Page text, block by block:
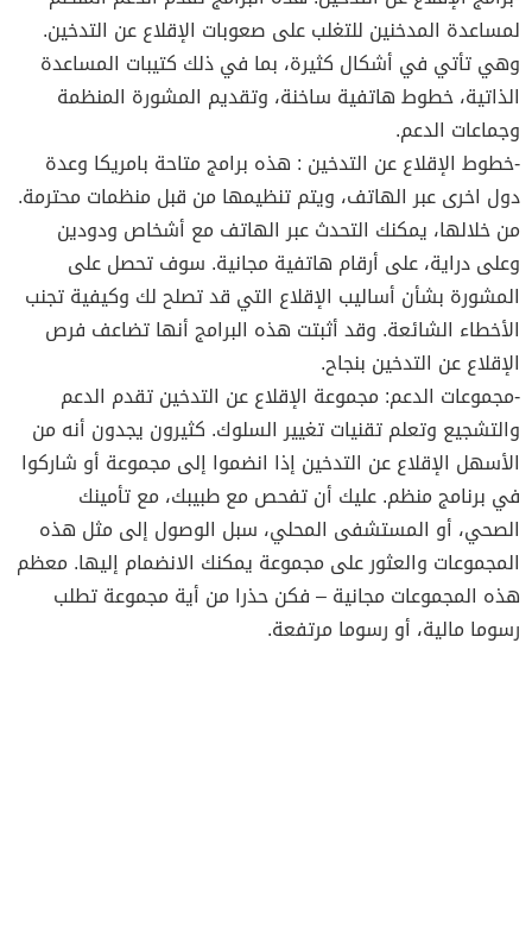
لمساعدة المدخنين للتغلب على صعوبات الإقلاع عن التدخين.
وهي تأتي في أشكال كثيرة، بما في ذلك كتيبات المساعدة
الذاتية، خطوط هاتفية ساخنة، وتقديم المشورة المنظمة
وجماعات الدعم.
-خطوط الإقلاع عن التدخين : هذه برامج متاحة بامريكا وعدة
دول اخرى عبر الهاتف، ويتم تنظيمها من قبل منظمات محترمة.
من خلالها، يمكنك التحدث عبر الهاتف مع أشخاص ودودين
وعلى دراية، على أرقام هاتفية مجانية. سوف تحصل على
المشورة بشأن أساليب الإقلاع التي قد تصلح لك وكيفية تجنب
الأخطاء الشائعة. وقد أثبتت هذه البرامج أنها تضاعف فرص
الإقلاع عن التدخين بنجاح.
-مجموعات الدعم: مجموعة الإقلاع عن التدخين تقدم الدعم
والتشجيع وتعلم تقنيات تغيير السلوك. كثيرون يجدون أنه من
الأسهل الإقلاع عن التدخين إذا انضموا إلى مجموعة أو شاركوا
في برنامج منظم. عليك أن تفحص مع طبيبك، مع تأمينك
الصحي، أو المستشفى المحلي، سبل الوصول إلى مثل هذه
المجموعات والعثور على مجموعة يمكنك الانضمام إليها. معظم
هذه المجموعات مجانية – فكن حذرا من أية مجموعة تطلب
رسوما مالية، أو رسوما مرتفعة.